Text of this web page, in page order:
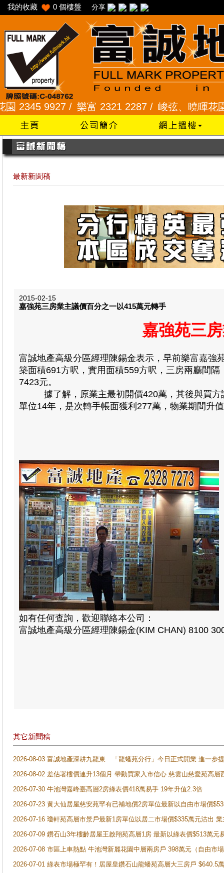
我的收藏 0 個樓盤 分享
9927 / 樂富 2321 2287 / 峻弦、曉暉花園
最新新聞稿
2015-02-15
嘉強苑三房業主議價百分之一以415萬元轉手
嘉強苑三
富誠地產高級分區經理陳錫金表示，早前樂富嘉強
築面積691方呎，實用面積559方呎，三房兩廳間
7423元。
據了解，原業主最初開價420萬，其後與買方議
單位14年，是次轉手帳面獲利277萬，物業期間升
如有任何查詢，歡迎聯絡本公司：
富誠地產高級分區經理陳錫金(KIM CHAN) 8100
其它新聞稿
2026-08-03 富誠地產深耕九龍東 「龍蟠苑分行」今日正式開業 進一步
2026-08-02 差估署樓價連升13個月 帶動買家入市信心 慈雲山慈愛苑高層
2026-07-30 牛池灣嘉峰臺高層2房綠表價418萬易手 19年升值2.3倍
2026-07-23 黄大仙居屋慈安苑罕有已補地價2房單位最新以自由市場價
2026-07-16 瓊軒苑高層市景戶最新1房單位以居二市場價$335萬元沽出
2026-07-09 鑽石山3年樓齡居屋王啟翔苑高層1房 最新以綠表價$513萬元
2026-07-08 市區上車熱點 牛池灣新麗花園中層兩房戶 398萬元（自由市
2026-07-01 綠表市場極罕有！居屋皇鑽石山龍蟠苑高層大三房戶